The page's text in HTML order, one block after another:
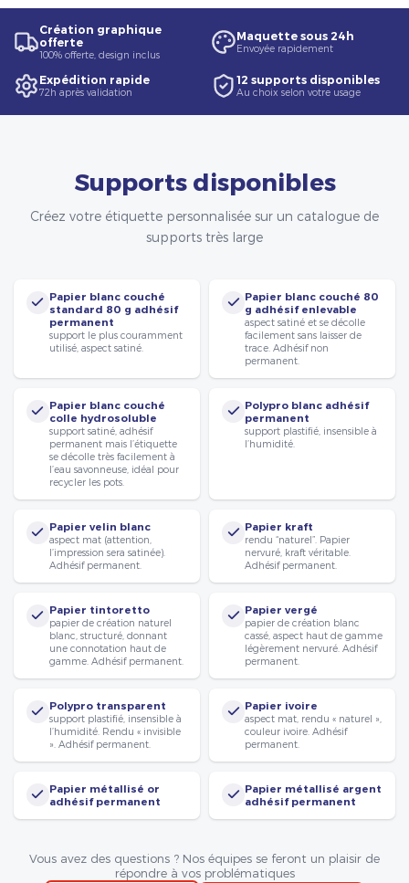
Création graphique
offerte
100% offerte, design inclus
Maquette sous 24h
Envoyée rapidement
Expédition rapide
72h après validation
12 supports disponibles
Au choix selon votre usage
Supports disponibles
Créez votre étiquette personnalisée sur un catalogue de
supports très large
Papier blanc couché
standard 80 g adhésif
permanent
support le plus couramment
utilisé, aspect satiné.
Papier blanc couché 80
g adhésif enlevable
aspect satiné et se décolle
facilement sans laisser de
trace. Adhésif non
permanent.
Papier blanc couché
colle hydrosoluble
support satiné, adhésif
permanent mais l’étiquette
se décolle très facilement à
l’eau savonneuse, idéal pour
recycler les pots.
Polypro blanc adhésif
permanent
support plastifié, insensible à
l’humidité.
Papier velin blanc
aspect mat (attention,
l’impression sera satinée).
Adhésif permanent.
Papier kraft
rendu “naturel”. Papier
nervuré, kraft véritable.
Adhésif permanent.
Papier tintoretto
papier de création naturel
blanc, structuré, donnant
une connotation haut de
gamme. Adhésif permanent.
Papier vergé
papier de création blanc
cassé, aspect haut de gamme
légèrement nervuré. Adhésif
permanent.
Polypro transparent
support plastifié, insensible à
l’humidité. Rendu « invisible
». Adhésif permanent.
Papier ivoire
aspect mat, rendu « naturel »,
couleur ivoire. Adhésif
permanent.
Papier métallisé or
adhésif permanent
Papier métallisé argent
adhésif permanent
Vous avez des questions ? Nos équipes se feront un plaisir de
répondre à vos problématiques